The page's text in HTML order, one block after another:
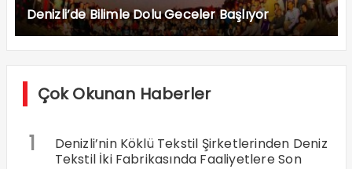
Denizli’de Bilimle Dolu Geceler Başlıyor
Çok Okunan Haberler
1
Denizli’nin Köklü Tekstil Şirketlerinden Deniz
Tekstil İki Fabrikasında Faaliyetlere Son